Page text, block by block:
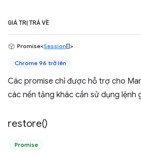
GIÁ TRỊ TRẢ VỀ
Promise<Session[]>
Chrome 96 trở lên
Các promise chỉ được hỗ trợ cho
các nền tảng khác cần sử dụng lệnh
restore()
Promise